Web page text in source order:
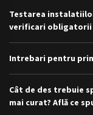
Testarea
verificari obligatorii
Intrebari pentru
Cât de des trebuie
mai curat? Află ce